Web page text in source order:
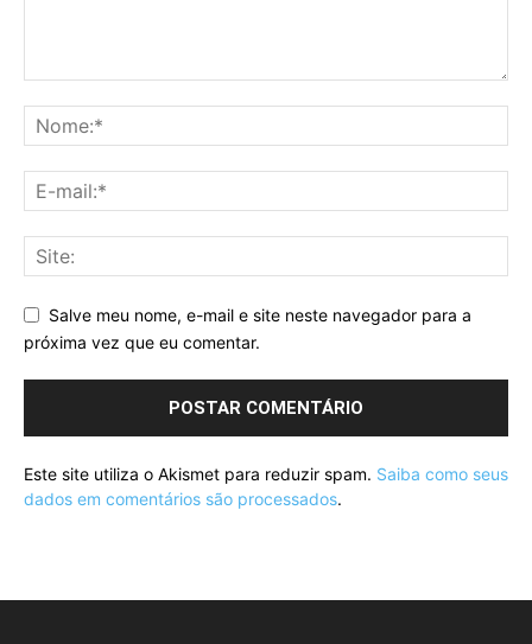
Salve meu nome, e-mail e site neste navegador para a
próxima vez que eu comentar.
Este site utiliza o Akismet para reduzir spam. Saiba como seus
dados em comentários são processados.